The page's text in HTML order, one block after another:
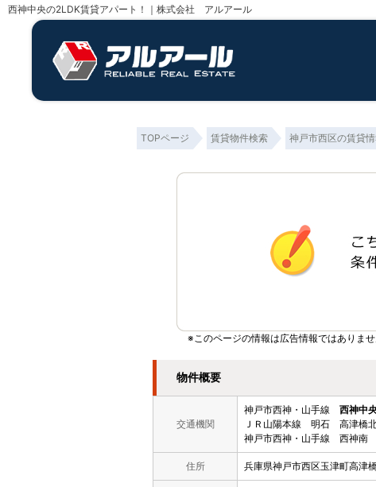
西神中央の2LDK賃貸アパート！｜株式会社 アルアール
TOPページ 賃貸物件検索 神戸市西区の賃貸
※このページの情報は広告情報ではありま
物件概要
交通機関
神戸市西神・山手線 西神中
ＪＲ山陽本線 明石 高津橋
神戸市西神・山手線 西神
住所 兵庫県神戸市西区玉津町高津